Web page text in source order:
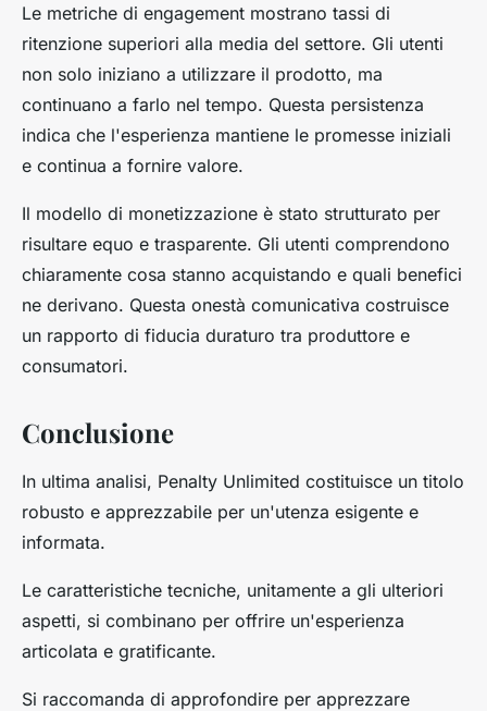
Le metriche di engagement mostrano tassi di
ritenzione superiori alla media del settore. Gli utenti
non solo iniziano a utilizzare il prodotto, ma
continuano a farlo nel tempo. Questa persistenza
indica che l'esperienza mantiene le promesse iniziali
e continua a fornire valore.
Il modello di monetizzazione è stato strutturato per
risultare equo e trasparente. Gli utenti comprendono
chiaramente cosa stanno acquistando e quali benefici
ne derivano. Questa onestà comunicativa costruisce
un rapporto di fiducia duraturo tra produttore e
consumatori.
Conclusione
In ultima analisi, Penalty Unlimited costituisce un titolo
robusto e apprezzabile per un'utenza esigente e
informata.
Le caratteristiche tecniche, unitamente a gli ulteriori
aspetti, si combinano per offrire un'esperienza
articolata e gratificante.
Si raccomanda di approfondire per apprezzare